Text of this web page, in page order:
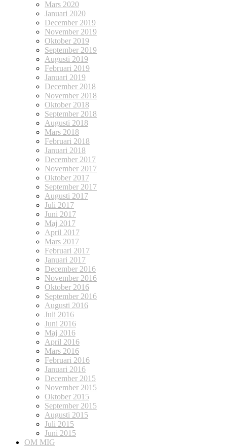
Mars 2020
Januari 2020
December 2019
November 2019
Oktober 2019
September 2019
Augusti 2019
Februari 2019
Januari 2019
December 2018
November 2018
Oktober 2018
September 2018
Augusti 2018
Mars 2018
Februari 2018
Januari 2018
December 2017
November 2017
Oktober 2017
September 2017
Augusti 2017
Juli 2017
Juni 2017
Maj 2017
April 2017
Mars 2017
Februari 2017
Januari 2017
December 2016
November 2016
Oktober 2016
September 2016
Augusti 2016
Juli 2016
Juni 2016
Maj 2016
April 2016
Mars 2016
Februari 2016
Januari 2016
December 2015
November 2015
Oktober 2015
September 2015
Augusti 2015
Juli 2015
Juni 2015
OM MIG